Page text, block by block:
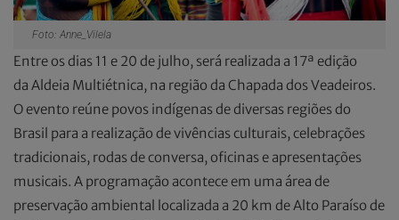
Foto: Anne_Vilela
Entre os dias 11 e 20 de julho, será realizada a 17ª edição
da Aldeia Multiétnica, na região da Chapada dos Veadeiros.
O evento reúne povos indígenas de diversas regiões do
Brasil para a realização de vivências culturais, celebrações
tradicionais, rodas de conversa, oficinas e apresentações
musicais. A programação acontece em uma área de
preservação ambiental localizada a 20 km de Alto Paraíso de